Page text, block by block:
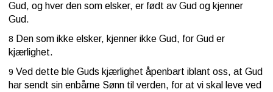
Gud, og hver den som elsker, er født av Gud og kjenner
Gud.
8 Den som ikke elsker, kjenner ikke Gud, for Gud er
kjærlighet.
9 Ved dette ble Guds kjærlighet åpenbart iblant oss, at Gud
har sendt sin enbårne Sønn til verden, for at vi skal leve ved